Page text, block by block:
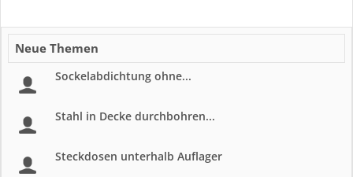
Neue Themen
Sockelabdichtung ohne...
Stahl in Decke durchbohren...
Steckdosen unterhalb Auflager